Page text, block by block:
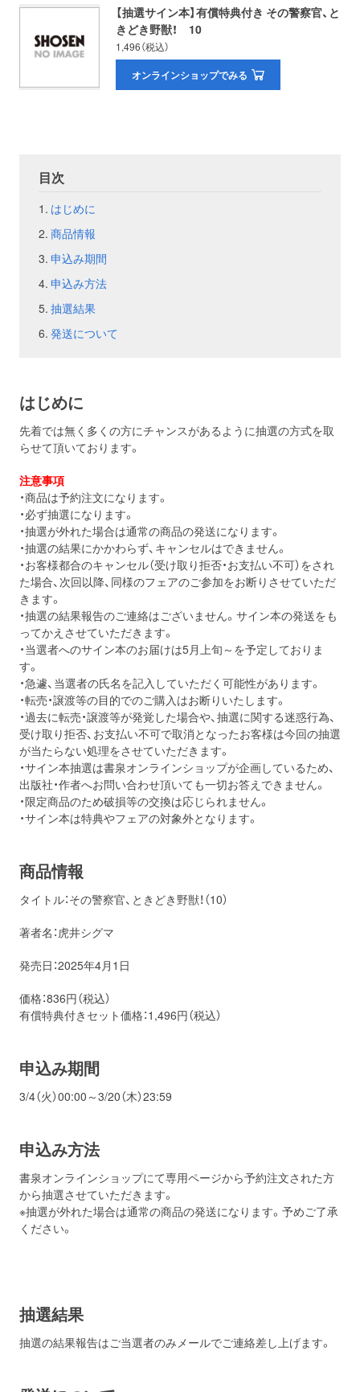
【抽選サイン本】有償特典付き その警察官、と
きどき野獣！ 10
1,496（税込）
オンラインショップでみる
目次
はじめに
商品情報
申込み期間
申込み方法
抽選結果
発送について
はじめに
先着では無く多くの方にチャンスがあるように抽選の方式を取
らせて頂いております。
注意事項
・商品は予約注文になります。
・必ず抽選になります。
・抽選が外れた場合は通常の商品の発送になります。
・抽選の結果にかかわらず、キャンセルはできません。
・お客様都合のキャンセル（受け取り拒否・お支払い不可）をされ
た場合、次回以降、同様のフェアのご参加をお断りさせていただ
きます。
・抽選の結果報告のご連絡はございません。サイン本の発送をも
ってかえさせていただきます。
・当選者へのサイン本のお届けは5月上旬～を予定しておりま
す。
・急遽、当選者の氏名を記入していただく可能性があります。
・転売・譲渡等の目的でのご購入はお断りいたします。
・過去に転売・譲渡等が発覚した場合や、抽選に関する迷惑行為、
受け取り拒否、お支払い不可で取消となったお客様は今回の抽選
が当たらない処理をさせていただきます。
・サイン本抽選は書泉オンラインショップが企画しているため、
出版社・作者へお問い合わせ頂いても一切お答えできません。
・限定商品のため破損等の交換は応じられません。
・サイン本は特典やフェアの対象外となります。
商品情報
タイトル：その警察官、ときどき野獣！（10）
著者名：虎井シグマ
発売日：2025年4月1日
価格：836円（税込）
有償特典付きセット価格：1,496円（税込）
申込み期間
3/4（火）00:00～3/20（木）23:59
申込み方法
書泉オンラインショップにて専用ページから予約注文された方
から抽選させていただきます。
※抽選が外れた場合は通常の商品の発送になります。予めご了承
ください。
抽選結果
抽選の結果報告はご当選者のみメールでご連絡差し上げます。